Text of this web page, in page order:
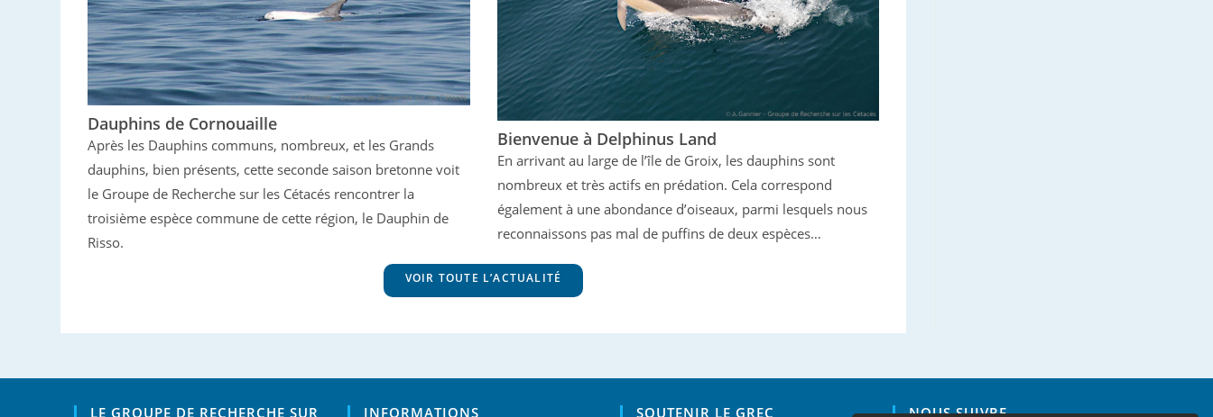
Dauphins de Cornouaille
Après les Dauphins communs, nombreux, et les Grands
dauphins, bien présents, cette seconde saison bretonne voit
le Groupe de Recherche sur les Cétacés rencontrer la
troisième espèce commune de cette région, le Dauphin de
Risso.
Bienvenue à Delphinus Land
En arrivant au large de l’île de Groix, les dauphins sont
nombreux et très actifs en prédation. Cela correspond
également à une abondance d’oiseaux, parmi lesquels nous
reconnaissons pas mal de puffins de deux espèces…
VOIR TOUTE L’ACTUALITÉ
LE GROUPE DE RECHERCHE SUR INFORMATIONS SOUTENIR LE GREC NOUS SUIVRE